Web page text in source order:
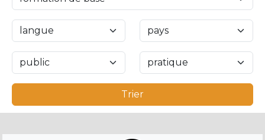
Trier